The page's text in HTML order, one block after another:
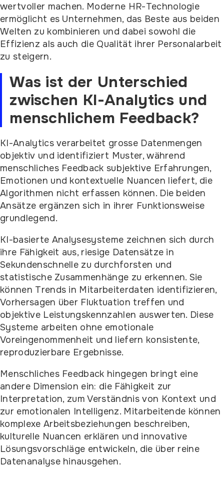
wertvoller machen. Moderne HR-Technologie
ermöglicht es Unternehmen, das Beste aus beiden
Welten zu kombinieren und dabei sowohl die
Effizienz als auch die Qualität ihrer Personalarbeit
zu steigern.
Was ist der Unterschied
zwischen KI-Analytics und
menschlichem Feedback?
KI-Analytics verarbeitet grosse Datenmengen
objektiv und identifiziert Muster, während
menschliches Feedback subjektive Erfahrungen,
Emotionen und kontextuelle Nuancen liefert, die
Algorithmen nicht erfassen können. Die beiden
Ansätze ergänzen sich in ihrer Funktionsweise
grundlegend.
KI-basierte Analysesysteme zeichnen sich durch
ihre Fähigkeit aus, riesige Datensätze in
Sekundenschnelle zu durchforsten und
statistische Zusammenhänge zu erkennen. Sie
können Trends in Mitarbeiterdaten identifizieren,
Vorhersagen über Fluktuation treffen und
objektive Leistungskennzahlen auswerten. Diese
Systeme arbeiten ohne emotionale
Voreingenommenheit und liefern konsistente,
reproduzierbare Ergebnisse.
Menschliches Feedback hingegen bringt eine
andere Dimension ein: die Fähigkeit zur
Interpretation, zum Verständnis von Kontext und
zur emotionalen Intelligenz. Mitarbeitende können
komplexe Arbeitsbeziehungen beschreiben,
kulturelle Nuancen erklären und innovative
Lösungsvorschläge entwickeln, die über reine
Datenanalyse hinausgehen.